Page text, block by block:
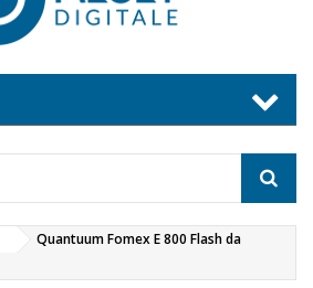
Quantuum Fomex E 800 Flash da